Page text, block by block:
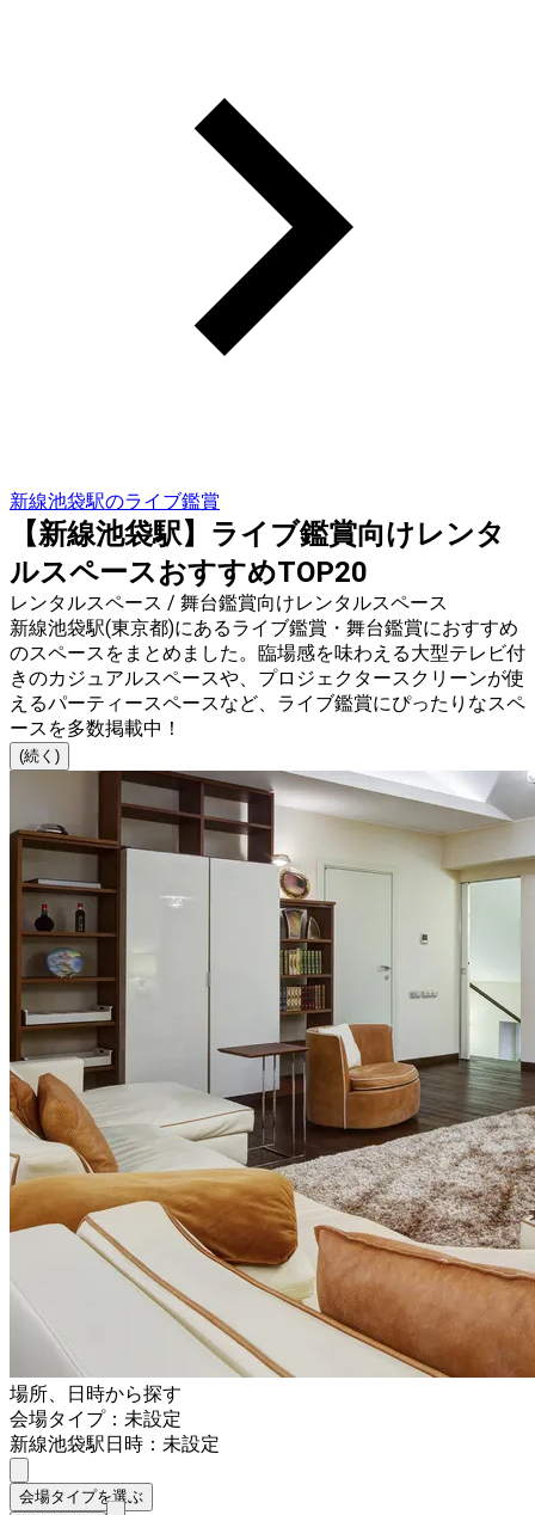
新線池袋駅のライブ鑑賞
【新線池袋駅】ライブ鑑賞向けレンタ
ルスペースおすすめTOP20
レンタルスペース / 舞台鑑賞向けレンタルスペース
新線池袋駅(東京都)にあるライブ鑑賞・舞台鑑賞におすすめ
のスペースをまとめました。臨場感を味わえる大型テレビ付
きのカジュアルスペースや、プロジェクタースクリーンが使
えるパーティースペースなど、ライブ鑑賞にぴったりなスペ
ースを多数掲載中！
(続く)
場所、日時から探す
会場タイプ：未設定
新線池袋駅日時：未設定
会場タイプを選ぶ